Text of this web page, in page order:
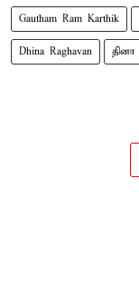
Gautham Ram Karthik
Dhina Raghavan